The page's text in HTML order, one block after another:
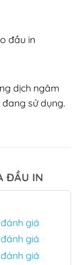
đầu in
dịch ngâm
sử dụng.
ĐẦU IN
giá
giá
giá